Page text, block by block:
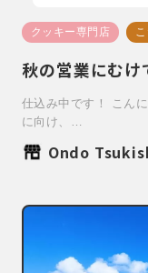
クッキー専門店
秋の営業にむけ
仕込み中です！ こん
に向け、…
Ondo